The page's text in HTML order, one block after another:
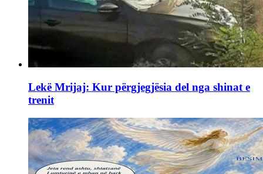
Lekë Mrijaj: Kur përgjegjësia del nga shinat e
trenit